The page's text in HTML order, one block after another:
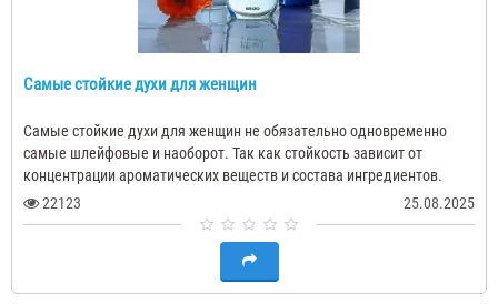
Самые стойкие духи для женщин
Самые стойкие духи для женщин не обязательно одновременно
самые шлейфовые и наоборот. Так как стойкость зависит от
концентрации ароматических веществ и состава ингредиентов.
Известно, что самое высоко..
22123 25.08.2025